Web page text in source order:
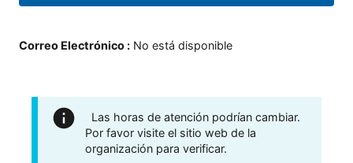
Correo Electrónico : No está disponible
Las horas de atención podrían cambiar.
Por favor visite el sitio web de la
organización para verificar.